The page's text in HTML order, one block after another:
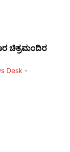
ಚಿತ್ರಮಂದಿರ
Desk -